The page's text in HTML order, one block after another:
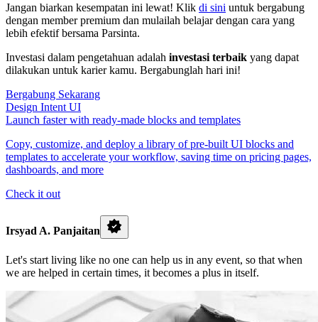
Jangan biarkan kesempatan ini lewat! Klik di sini untuk bergabung
dengan member premium dan mulailah belajar dengan cara yang
lebih efektif bersama Parsinta.
Investasi dalam pengetahuan adalah investasi terbaik yang dapat
dilakukan untuk karier kamu. Bergabunglah hari ini!
Bergabung Sekarang
Design Intent UI
Launch faster with ready-made blocks and templates
Copy, customize, and deploy a library of pre-built UI blocks and
templates to accelerate your workflow, saving time on pricing pages,
dashboards, and more
Check it out
Irsyad A. Panjaitan
Let's start living like no one can help us in any event, so that when
we are helped in certain times, it becomes a plus in itself.